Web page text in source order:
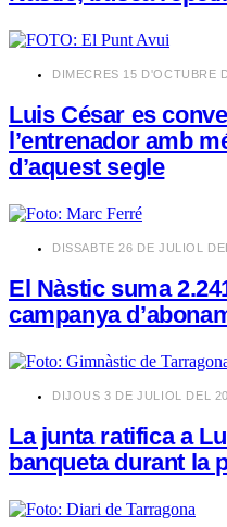
​DIMECRES 15 D'OCTUBRE
Luis César es
l’entrenador amb
d’aquest segle
​DISSABTE 26 DE JULIOL
El Nàstic suma
campanya
​DIJOUS 3 DE JULIOL DEL
La junta ratifica a
banqueta durant la